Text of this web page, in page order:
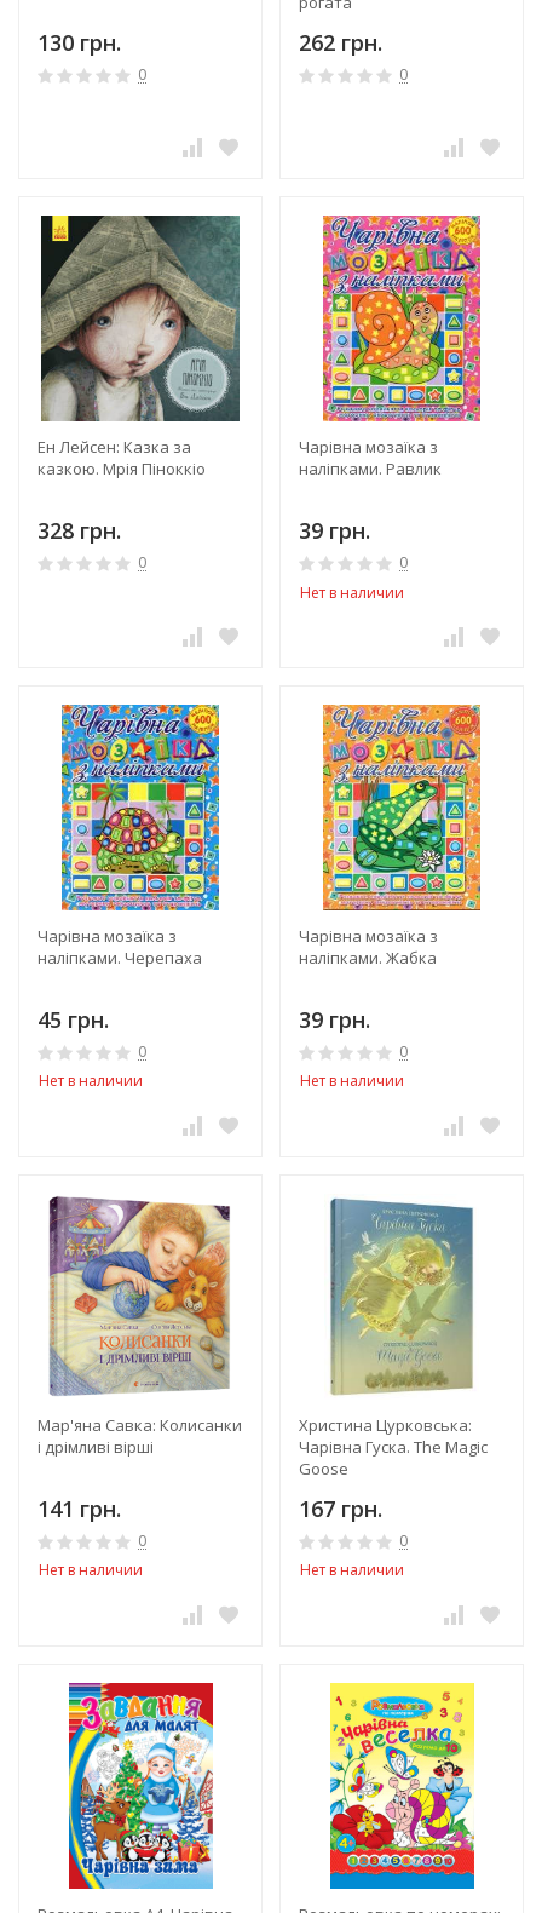
130 грн.
0
262 грн.
0
Ен Лейсен: Казка за
казкою. Мрія Піноккіо
328 грн.
0
Чарівна мозаїка з
наліпками. Равлик
39 грн.
0
Нет в наличии
Чарівна мозаїка з
наліпками. Черепаха
45 грн.
0
Нет в наличии
Чарівна мозаїка з
наліпками. Жабка
39 грн.
0
Нет в наличии
Мар'яна Савка: Колисанки
і дрімливі вірші
141 грн.
0
Нет в наличии
Христина Цурковська:
Чарівна Гуска. The Magic
Goose
167 грн.
0
Нет в наличии